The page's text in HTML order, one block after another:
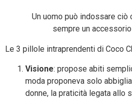
Un uomo può indossare ciò
sempre un
Le 3 pillole intraprendenti di Coco
Visione: propose abiti
moda proponeva solo
donne, la praticità legata allo